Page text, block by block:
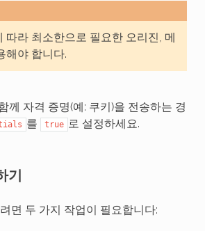
따라 최소한으로 필요한 오리진, 메
해야 합니다.
께 자격 증명(예: 쿠키)을 전송하는 경
를 true 로 설정하세요.
기
면 두 가지 작업이 필요합니다: